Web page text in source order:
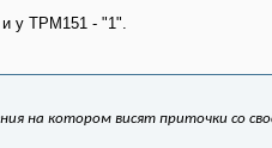
и у ТРМ151 - "1".
на котором висят приточки со